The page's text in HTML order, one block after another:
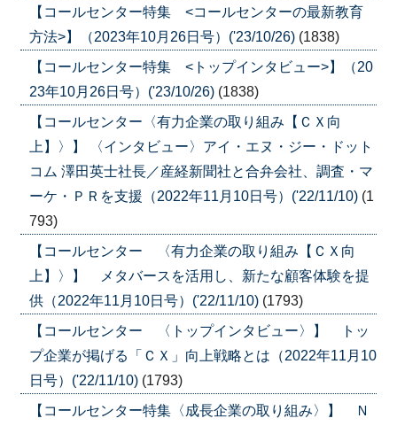
【コールセンター特集 <コールセンターの最新教育
方法>】（2023年10月26日号）('23/10/26) (1838)
【コールセンター特集 <トップインタビュー>】（20
23年10月26日号）('23/10/26) (1838)
【コールセンター〈有力企業の取り組み【ＣＸ向
上】〉】 〈インタビュー〉アイ・エヌ・ジー・ドット
コム 澤田英士社長／産経新聞社と合弁会社、調査・マ
ーケ・ＰＲを支援（2022年11月10日号）('22/11/10) (1
793)
【コールセンター 〈有力企業の取り組み【ＣＸ向
上】〉】 メタバースを活用し、新たな顧客体験を提
供（2022年11月10日号）('22/11/10) (1793)
【コールセンター 〈トップインタビュー〉】 トッ
プ企業が掲げる「ＣＸ」向上戦略とは（2022年11月10
日号）('22/11/10) (1793)
【コールセンター特集〈成長企業の取り組み〉】 Ｎ